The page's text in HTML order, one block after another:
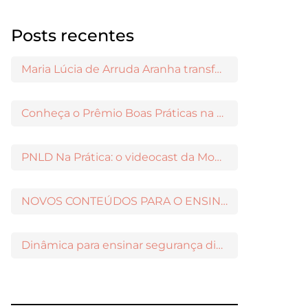
Posts recentes
Maria Lúcia de Arruda Aranha transformou o ensino de Filosofia no Brasil
Conheça o Prêmio Boas Práticas na Escola
PNLD Na Prática: o videocast da Moderna para apoiar a escolha das obras aprovadas
NOVOS CONTEÚDOS PARA O ENSINO MÉDIO DISPONÍVEIS NO MODERNAMIGOS
Dinâmica para ensinar segurança digital nos Anos Iniciais